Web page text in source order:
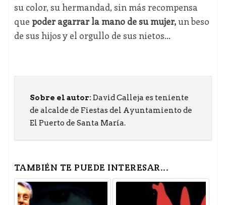
su color, su hermandad, sin más recompensa
que poder agarrar la mano de su mujer,un beso
de sus hijos y el orgullo de sus nietos...
Sobre el autor: David Calleja es teniente
de alcalde de Fiestas del Ayuntamiento de
El Puerto de Santa María.
TAMBIÉN TE PUEDE INTERESAR...